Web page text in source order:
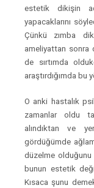
estetik dikişin
yapacaklarını
Çünkü zımba
ameliyattan sonra
de sırtımda
araştırdığımda bu
O anki hastalık
zamanlar oldu
alındıktan ve
gördüğümde
düzelme
bunun estetik
Kısaca şunu